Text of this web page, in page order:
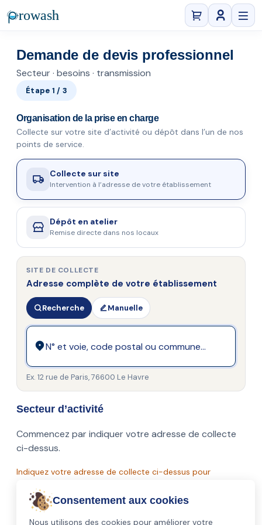
Se
Demande de devis professionnel
Secteur · besoins · transmission
Étape 1 / 3
Organisation de la prise en charge
Collecte sur votre site d’activité ou dépôt dans l’un de nos
points de service.
Collecte sur site
Intervention à l’adresse de votre établissement
Dépôt en atelier
Remise directe dans nos locaux
SITE DE COLLECTE
Adresse complète de votre établissement
Recherche Manuelle
Rechercher votre adresse de collecte
Ex. 12 rue de Paris, 76600 Le Havre
Secteur d’activité
Commencez par indiquer votre adresse de collecte
ci-dessus.
Indiquez votre adresse de collecte ci-dessus pour
Consentement aux cookies
Nous utilisons des cookies pour améliorer votre